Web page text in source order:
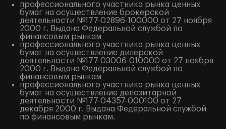
профессионального участника рынка ценных
бумаг на осуществление брокерской
деятельности №177-02896-100000 от 27 ноября
2000 г. Выдана Федеральной службой по
финансовым рынкам
профессионального участника рынка ценных
бумаг на осуществление дилерской
деятельности №177-03006-010000 от 27 ноября
2000 г. Выдана Федеральной службой по
финансовым рынкам
профессионального участника рынка ценных
бумаг на осуществление депозитарной
деятельности №177-04357-000100 от 27
декабря 2000 г. Выдана Федеральной службой
по финансовым рынкам.